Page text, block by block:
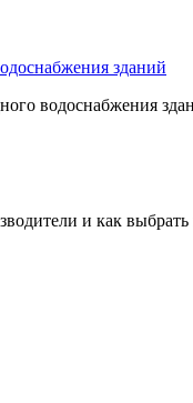
зданий
водоснабжения
и как